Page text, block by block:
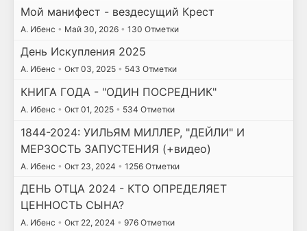
Мой манифест - вездесущий Крест
А. Ибенс • Май 30, 2026 • 130 Отметки
День Искупления 2025
А. Ибенс • Окт 03, 2025 • 543 Отметки
КНИГА ГОДА - "ОДИН ПОСРЕДНИК"
А. Ибенс • Окт 01, 2025 • 534 Отметки
1844-2024: УИЛЬЯМ МИЛЛЕР, "ДЕЙЛИ" И
МЕРЗОСТЬ ЗАПУСТЕНИЯ (+видео)
А. Ибенс • Окт 23, 2024 • 1256 Отметки
ДЕНЬ ОТЦА 2024 - КТО ОПРЕДЕЛЯЕТ
ЦЕННОСТЬ СЫНА?
А. Ибенс • Окт 22, 2024 • 976 Отметки